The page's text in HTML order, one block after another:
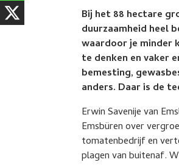
Bij het 88 hectare
duurzaamheid heel
waardoor je minder
te denken en vaker
bemesting,
anders. Daar is de
Erwin Savenije van
Emsbüren over
tomatenbedrijf en
plagen van buitenaf.